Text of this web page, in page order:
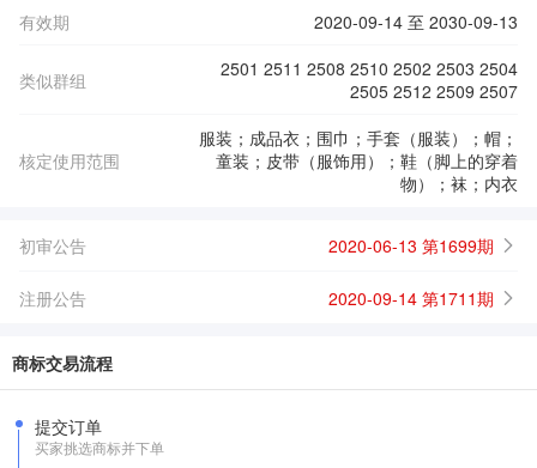
有效期
2020-09-14 至 2030-09-13
类似群组
2501 2511 2508 2510 2502 2503 2504
2505 2512 2509 2507
核定使用范围
服装；成品衣；围巾；手套（服装）；帽；
童装；皮带（服饰用）；鞋（脚上的穿着
物）；袜；内衣
初审公告 2020-06-13 第1699期
注册公告 2020-09-14 第1711期
商标交易流程
提交订单
买家挑选商标并下单